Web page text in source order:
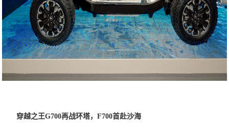
穿越之王G700再战环塔，F700首赴沙海